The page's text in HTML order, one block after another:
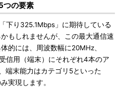
つの要素
下り325.1Mbps」に期待している
もしれませんが、この最大通信速
的には、周波数幅に20MHz、
信用（端末）にそれぞれ4本のア
端末能力はカテゴリ5といった
実現します。